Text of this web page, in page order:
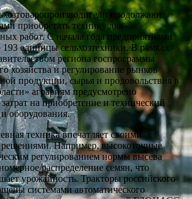
продолжают
приобретать технику для
работ. С начала года предприятиями
единицы сельхозтехники. В рамках
региона госпрограммы
хозяйства и регулирование рынков
продукции, сырья и продовольствия в
аграриям предусмотрено
на приобретение и технический
и оборудования.
техника впечатляет своими
Например, высокоточные
регулированием нормы высева
распределение семян, что
урожайность. Тракторы российского
системами автоматического